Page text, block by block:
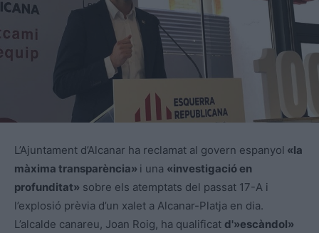
L’Ajuntament d’Alcanar ha reclamat al govern espanyol «la
màxima transparència» i una «investigació en
profunditat» sobre els atemptats del passat 17-A i
l’explosió prèvia d’un xalet a Alcanar-Platja en dia.
L’alcalde canareu, Joan Roig, ha qualificat d'»escàndol»